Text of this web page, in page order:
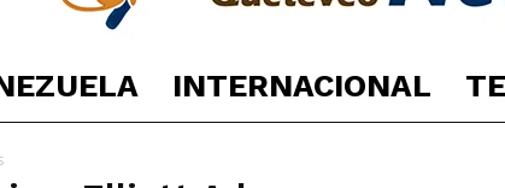
España
INTERNACIONAL